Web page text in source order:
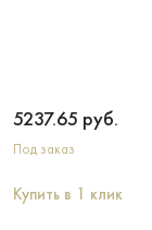
5237.65 руб.
Под заказ
Купить в 1 клик